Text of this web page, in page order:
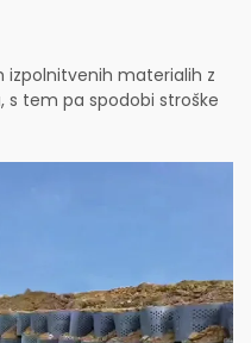
materialih z
tem pa spodobi stroške